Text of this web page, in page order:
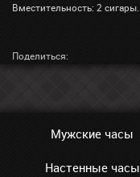
Вместительность: 2 сигары.
Поделиться:
Мужские часы
Настенные часы